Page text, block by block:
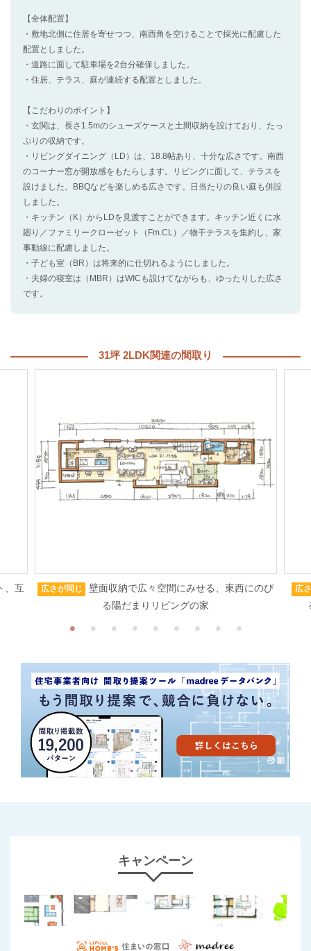
【全体配置】
・敷地北側に住居を寄せつつ、南西角を空けることで採光に配慮した
配置としました。
・道路に面して駐車場を2台分確保しました。
・住居、テラス、庭が連続する配置としました。
【こだわりのポイント】
・玄関は、長さ1.5mのシューズケースと土間収納を設けており、たっ
ぷりの収納です。
・リビングダイニング（LD）は、18.8帖あり、十分な広さです。南西
のコーナー窓が開放感をもたらします。リビングに面して、テラスを
設けました。BBQなどを楽しめる広さです。日当たりの良い庭も併設
しました。
・キッチン（K）からLDを見渡すことができます。キッチン近くに水
廻り／ファミリークローゼット（Fm.CL）／物干テラスを集約し、家
事動線に配慮しました。
・子ども室（BR）は将来的に仕切れるようにしました。
・夫婦の寝室は（MBR）はWICも設けてながらも、ゆったりした広さ
です。
31坪 2LDK関連の間取り
、互 広さが同じ
壁面収納で広々空間にみせる、東西にのび
る陽だまりリビングの家
広
キャンペーン